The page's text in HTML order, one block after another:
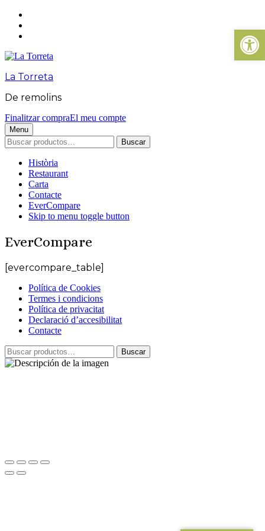
La Torreta
De remolins
Finalitzar compraEl meu compte
Menu
Buscar
Història
Restaurant
Carta
Contacte
EverCompare
Skip to menu toggle button
EverCompare
[evercompare_table]
Política de Cookies
Termes i condicions
Política de privacitat
Declaració d’accesibilitat
Contacte
Buscar
Abrir